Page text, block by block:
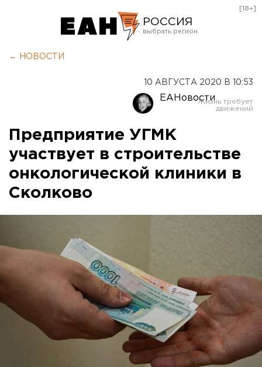
РОССИЯ
Оренбург
[18+]
← НОВОСТИ
10 АВГУСТА 2020 В 10:53
ЕАНовости
Предприятие УГМК
участвует в строительстве
онкологической клиники в
Сколково